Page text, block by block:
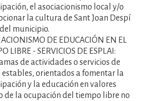
el asociacionismo local y/o
la cultura de Sant Joan Despí
municipio.
DE EDUCACIÓN EN EL
LIBRE - SERVICIOS DE ESPLAI:
de actividades o servicios de
estables, orientados a fomentar la
y la educación en valores
de la ocupación del tiempo libre no